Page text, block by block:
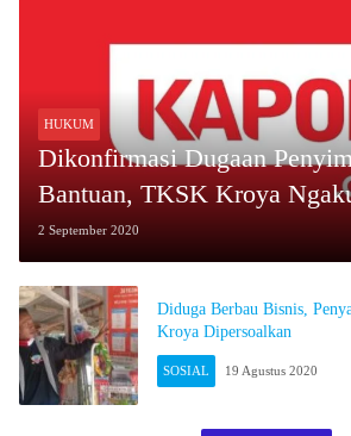
HUKUM
Dikonfirmasi Dugaan
Bantuan, TKSK Kroya
2 September 2020
Diduga Berbau Bisnis,
Kroya Dipersoalkan
SOSIAL 19 Agustus 2020